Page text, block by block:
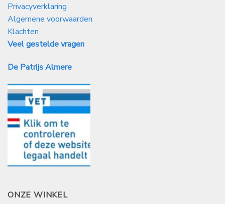
Privacyverklaring
Algemene voorwaarden
Klachten
Veel gestelde vragen
De Patrijs Almere
ONZE WINKEL